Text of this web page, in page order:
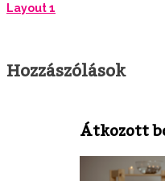
Layout 1
Hozzászólások
Átkozott